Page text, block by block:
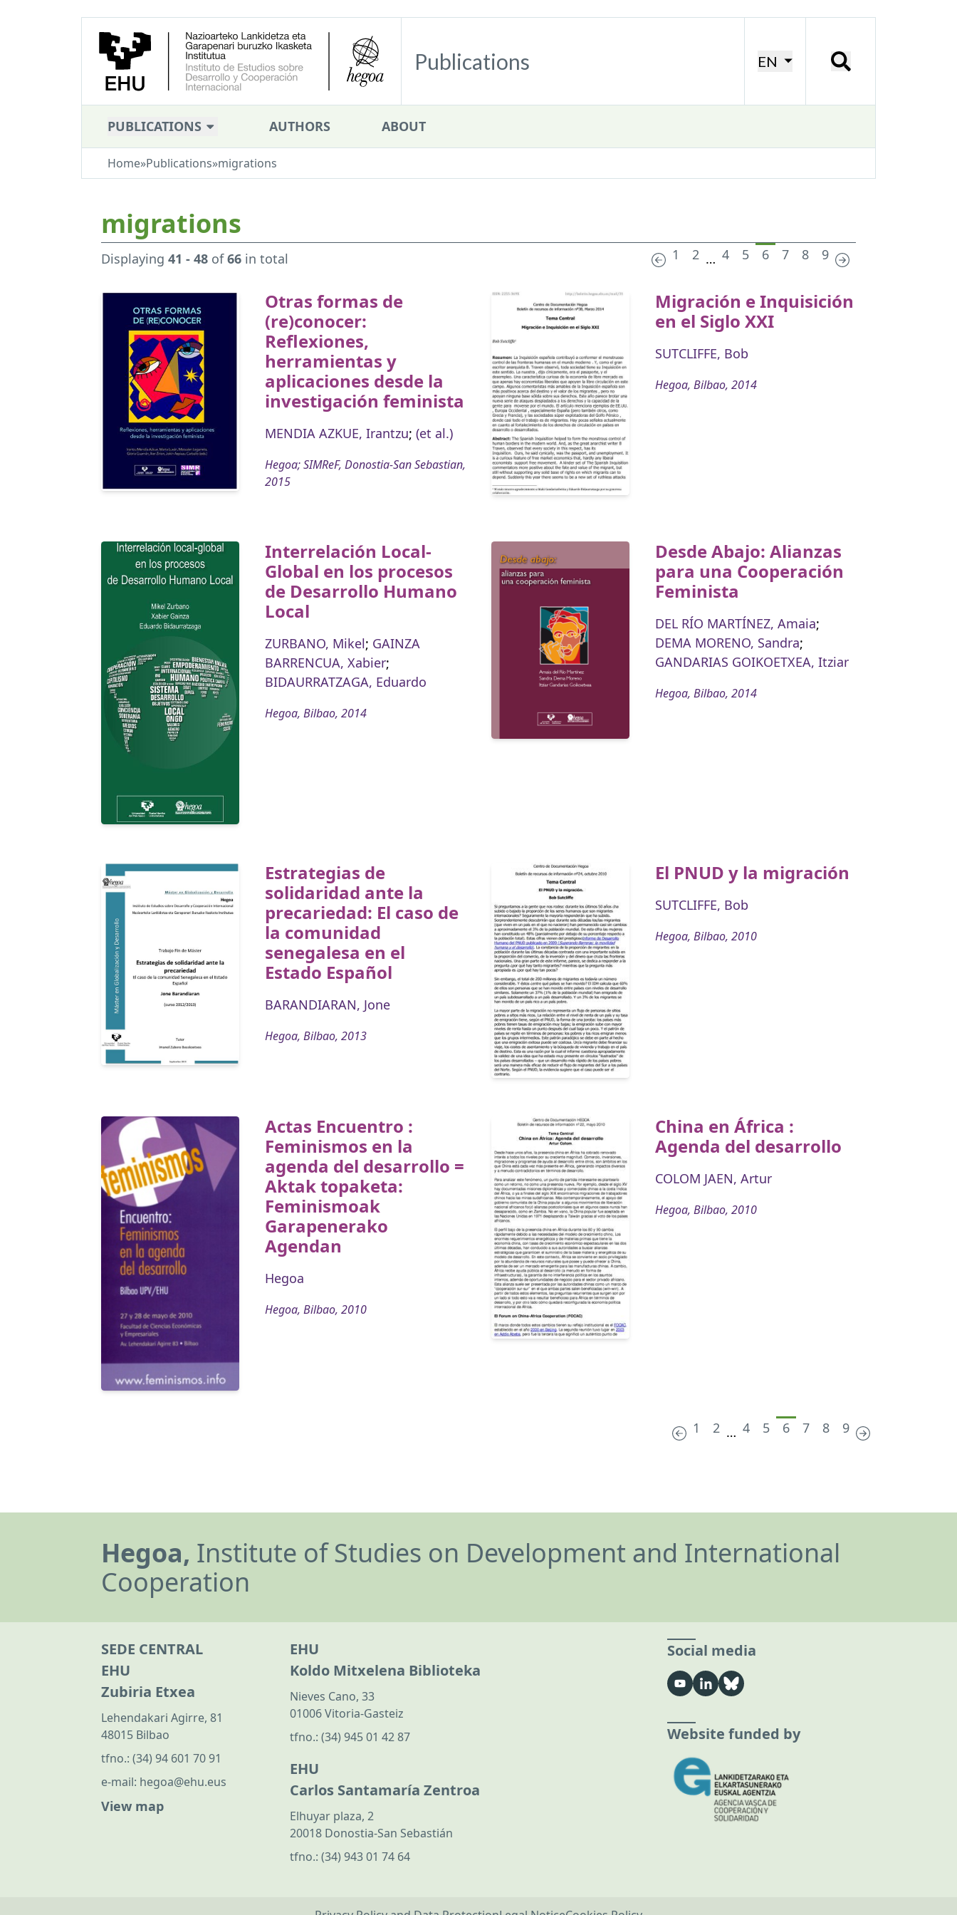
Publications EN
PUBLICATIONS AUTHORS ABOUT
Home»Publications»migrations
migrations
Displaying 41 - 48 of66 in total 1 2 … 4 5 6 7 8 9
Otras formas de
(re)conocer:
Reflexiones,
herramientas y
aplicaciones desde la
investigación feminista
MENDIA AZKUE, Irantzu; (et al.)
Hegoa; SIMReF, Donostia-San Sebastian,
2015
Migración e Inquisición
en el Siglo XXI
SUTCLIFFE, Bob
Hegoa, Bilbao, 2014
Interrelación Local-
Global en los procesos
de Desarrollo Humano
Local
ZURBANO, Mikel; GAINZA
BARRENCUA, Xabier;
BIDAURRATZAGA, Eduardo
Hegoa, Bilbao, 2014
Desde Abajo: Alianzas
para una Cooperación
Feminista
DEL RÍO MARTÍNEZ, Amaia;
DEMA MORENO, Sandra;
GANDARIAS GOIKOETXEA, Itziar
Hegoa, Bilbao, 2014
Estrategias de
solidaridad ante la
precariedad: El caso de
la comunidad
senegalesa en el
Estado Español
BARANDIARAN, Jone
Hegoa, Bilbao, 2013
El PNUD y la migración
SUTCLIFFE, Bob
Hegoa, Bilbao, 2010
Actas Encuentro :
Feminismos en la
agenda del desarrollo =
Aktak topaketa:
Feminismoak
Garapenerako
Agendan
Hegoa
Hegoa, Bilbao, 2010
China en África :
Agenda del desarrollo
COLOM JAEN, Artur
Hegoa, Bilbao, 2010
1 2 … 4 5 6 7 8 9
Hegoa, Institute of Studies on Development and International
Cooperation
SEDE CENTRAL
EHU
Zubiria Etxea
Lehendakari Agirre, 81
48015 Bilbao
tfno.: (34) 94 601 70 91
e-mail: hegoa@ehu.eus
View map
EHU
Koldo Mitxelena Biblioteka
Nieves Cano, 33
01006 Vitoria-Gasteiz
tfno.: (34) 945 01 42 87
EHU
Carlos Santamaría Zentroa
Elhuyar plaza, 2
20018 Donostia-San Sebastián
tfno.: (34) 943 01 74 64
Social media
Website funded by